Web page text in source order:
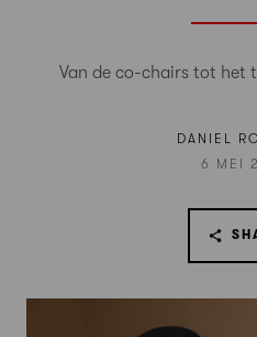
Van de co-chairs tot het
DANIEL
6 MEI